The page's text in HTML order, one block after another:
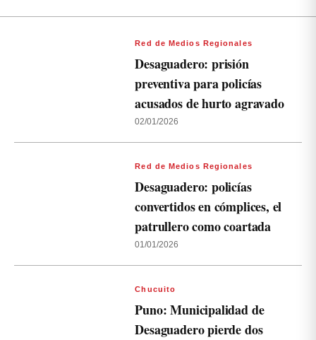
Red de Medios Regionales
Desaguadero: prisión
preventiva para policías
acusados de hurto agravado
02/01/2026
Red de Medios Regionales
Desaguadero: policías
convertidos en cómplices, el
patrullero como coartada
01/01/2026
Chucuito
Puno: Municipalidad de
Desaguadero pierde dos